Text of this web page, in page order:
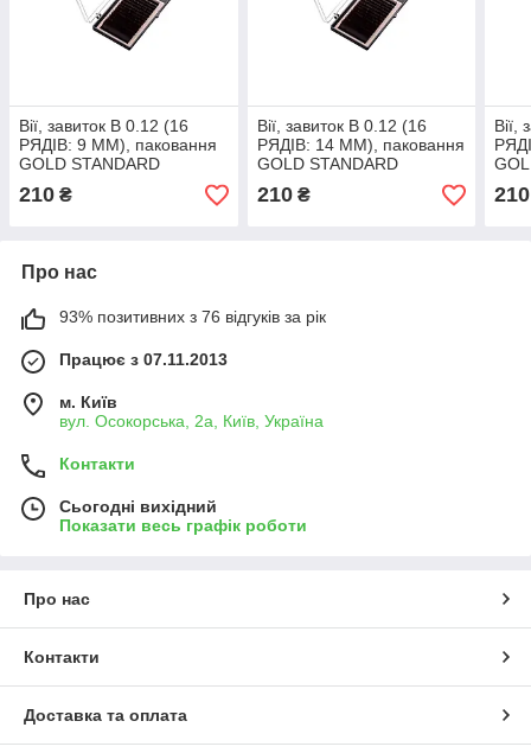
Вії, завиток B 0.12 (16
РЯДІВ: 9 ММ), паковання
GOLD STANDARD
210 ₴
Вії, завиток B 0.12 (16
РЯДІВ: 14 ММ), паковання
GOLD STANDARD
210₴
Вії,
210
Про нас
93% позитивних з 76 відгуків за рік
Працює з 07.11.2013
м. Київ
вул. Осокорська, 2а, Київ, Україна
Контакти
Сьогодні вихідний
Показати весь графік роботи
Про нас
Контакти
Доставка та оплата